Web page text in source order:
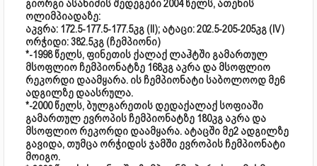
გიორგი ასანიძის შედეგები 2004 წელს, ათენის
ოლიმპიადაზე:
აკვრა: 172.5-177.5-177.5კგ (II); ატაცი: 202.5-205-205კგ (IV)
ორჭიდი: 382.5კგ (ჩემპიონი)
*-1998 წელს, ფინეთის ქალაქ ლაჰტში გამართულ
მსოფლიო ჩემპიონატზე 168კგ აკრა და მსოფლიო
რეკორდი დაამყარა. ის ჩემპიონატი საბოლოოდ მე6
ადგილზე დაასრულა.
*-2000 წელს, ბულგარეთის დედაქალაქ სოფიაში
გამართულ ევროპის ჩემპიონატზე 180კგ აკრა და
მსოფლიო რეკორდი დაამყარა. ატაცში მე2 ადგილზე
გავიდა, თუმცა ორჭიდის ჯამში ევროპის ჩემპიონატი
მოიგო.